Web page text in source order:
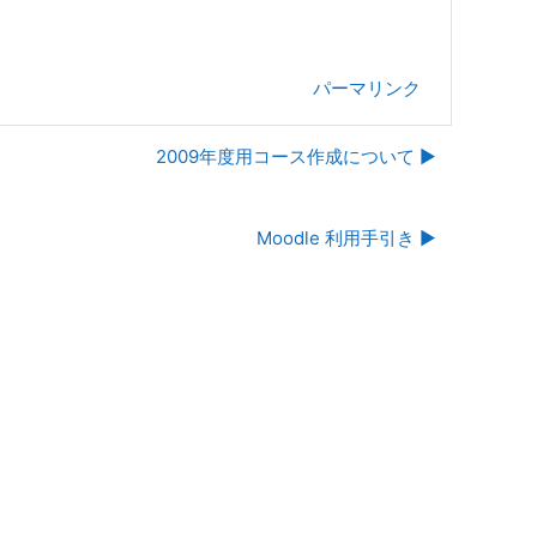
パーマリンク
2009年度用コース作成について ▶︎
Moodle 利用手引き ▶︎